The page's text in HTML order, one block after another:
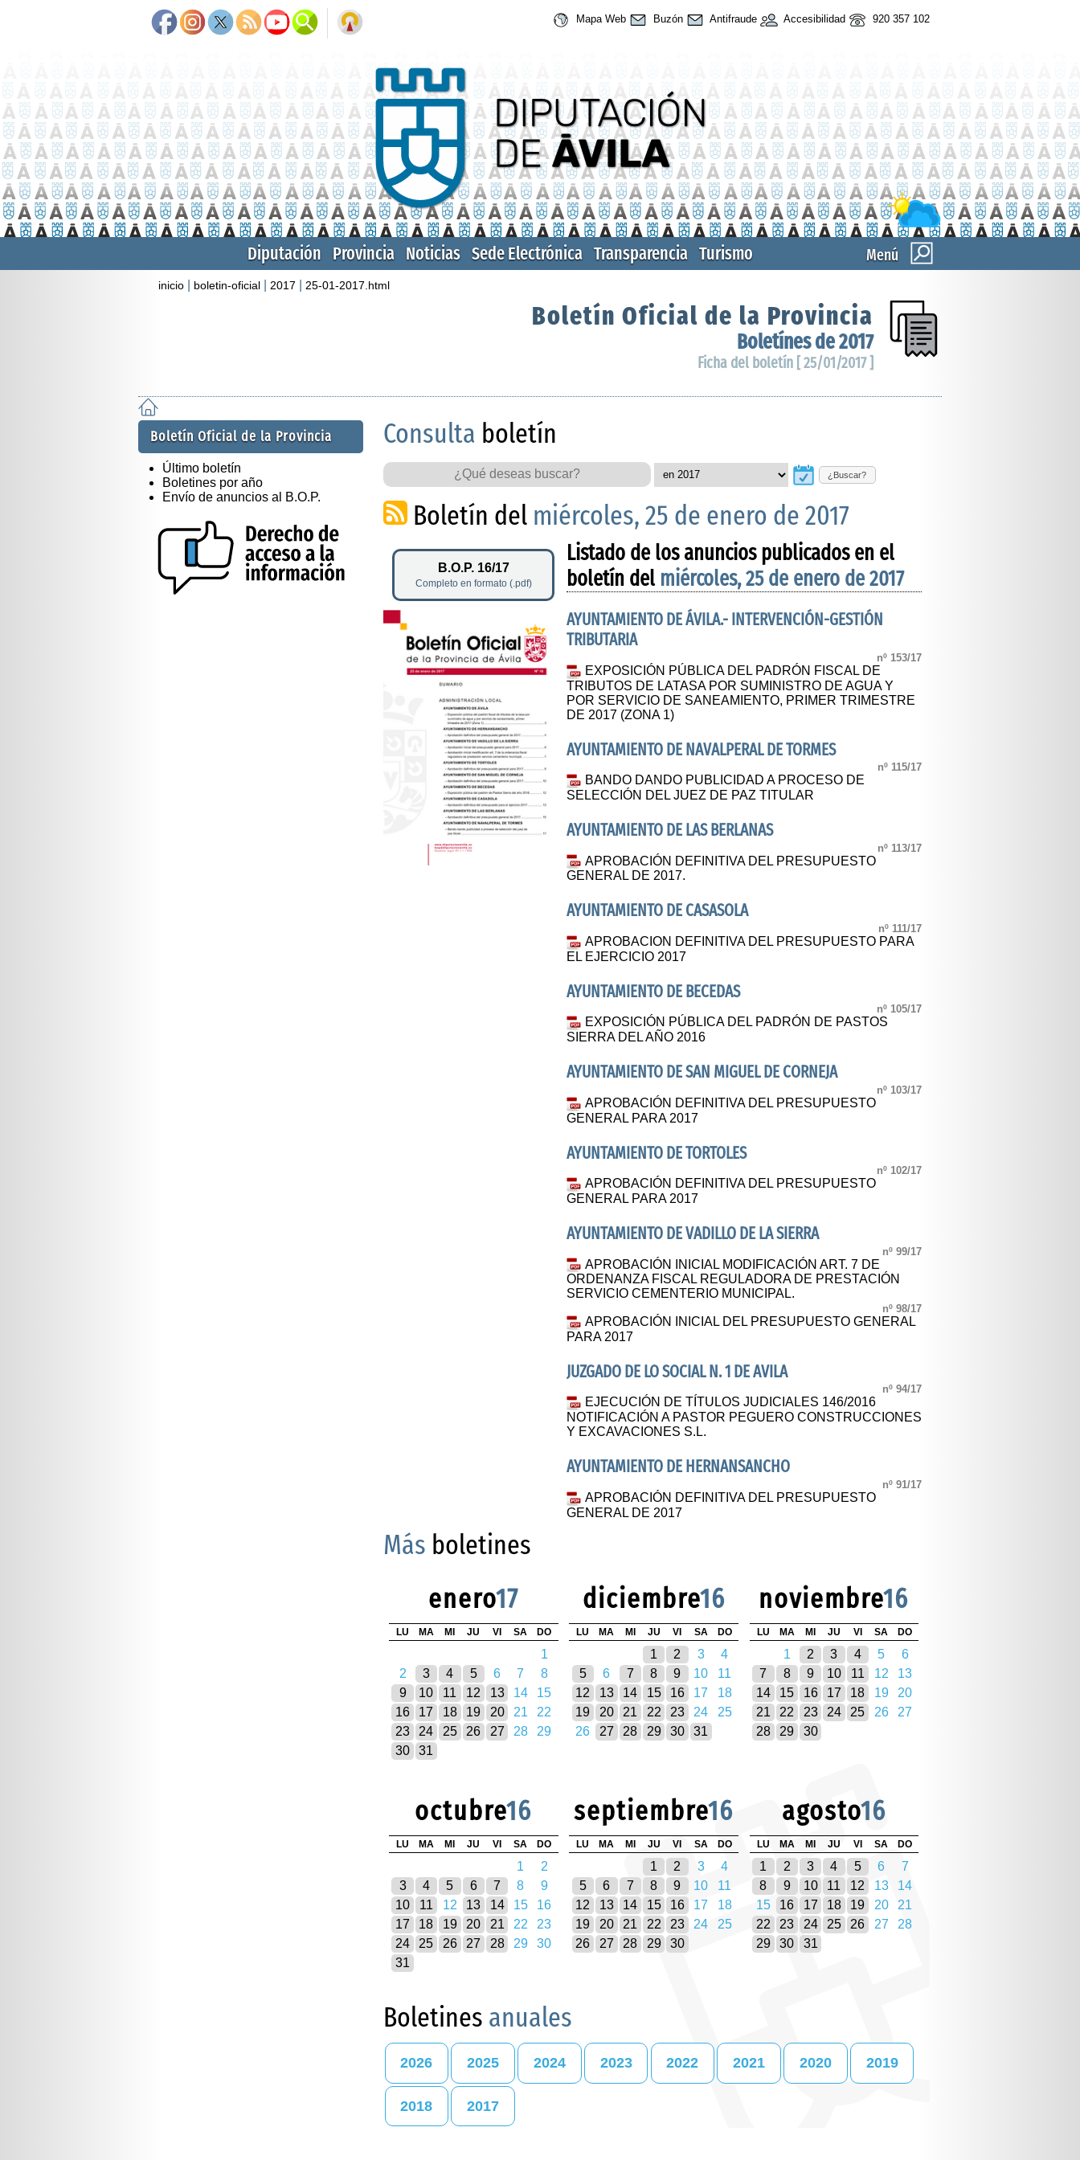
Mapa Web Buzón Antifraude Accesibilidad 920 357 102
Menú
Diputación Provincia Noticias Sede Electrónica Transparencia Turismo
inicio boletin-oficial 2017 25-01-2017.html
Boletín Oficial de la Provincia
Boletínes de 2017
Ficha del boletín [ 25/01/2017 ]
Boletín Oficial de la Provincia
Último boletín
Boletines por año
Envío de anuncios al B.O.P.
Consulta boletín
¿Buscar?
Boletín del miércoles, 25 de enero de 2017
B.O.P. 16/17
Completo en formato (.pdf)
Listado de los anuncios publicados en el
boletín del miércoles, 25 de enero de 2017
AYUNTAMIENTO DE ÁVILA.- INTERVENCIÓN-GESTIÓN
TRIBUTARIA
nº 153/17
EXPOSICIÓN PÚBLICA DEL PADRÓN FISCAL DE
TRIBUTOS DE LATASA POR SUMINISTRO DE AGUA Y
POR SERVICIO DE SANEAMIENTO, PRIMER TRIMESTRE
DE 2017 (ZONA 1)
AYUNTAMIENTO DE NAVALPERAL DE TORMES
nº 115/17
BANDO DANDO PUBLICIDAD A PROCESO DE
SELECCIÓN DEL JUEZ DE PAZ TITULAR
AYUNTAMIENTO DE LAS BERLANAS
nº 113/17
APROBACIÓN DEFINITIVA DEL PRESUPUESTO
GENERAL DE 2017.
AYUNTAMIENTO DE CASASOLA
nº 111/17
APROBACION DEFINITIVA DEL PRESUPUESTO PARA
EL EJERCICIO 2017
AYUNTAMIENTO DE BECEDAS
nº 105/17
EXPOSICIÓN PÚBLICA DEL PADRÓN DE PASTOS
SIERRA DEL AÑO 2016
AYUNTAMIENTO DE SAN MIGUEL DE CORNEJA
nº 103/17
APROBACIÓN DEFINITIVA DEL PRESUPUESTO
GENERAL PARA 2017
AYUNTAMIENTO DE TORTOLES
nº 102/17
APROBACIÓN DEFINITIVA DEL PRESUPUESTO
GENERAL PARA 2017
AYUNTAMIENTO DE VADILLO DE LA SIERRA
nº 99/17
APROBACIÓN INICIAL MODIFICACIÓN ART. 7 DE
ORDENANZA FISCAL REGULADORA DE PRESTACIÓN
SERVICIO CEMENTERIO MUNICIPAL.
nº 98/17
APROBACIÓN INICIAL DEL PRESUPUESTO GENERAL
PARA 2017
JUZGADO DE LO SOCIAL N. 1 DE AVILA
nº 94/17
EJECUCIÓN DE TÍTULOS JUDICIALES 146/2016
NOTIFICACIÓN A PASTOR PEGUERO CONSTRUCCIONES
Y EXCAVACIONES S.L.
AYUNTAMIENTO DE HERNANSANCHO
nº 91/17
APROBACIÓN DEFINITIVA DEL PRESUPUESTO
GENERAL DE 2017
Más boletines
enero17
LU MA MI JU VI SA DO
1
2
3 4 5 6 7
8
9
10 11 12 13 14
15
16
17 18 19 20 21
22
23
24 25 26 27 28
29
30
31
diciembre16
LU MA MI JU VI SA DO
1 2 3
4
5
6 7 8 9 10
11
12
13 14 15 16 17
18
19
20 21 22 23 24
25
26
27 28 29 30 31
noviembre16
LU MA MI JU VI SA DO
1 2 3 4 5
6
7
8 9 10 11 12
13
14
15 16 17 18 19
20
21
22 23 24 25 26
27
28
29 30
octubre16
LU MA MI JU VI SA DO
1
2
3
4 5 6 7 8
9
10
11 12 13 14 15
16
17
18 19 20 21 22
23
24
25 26 27 28 29
30
31
septiembre16
LU MA MI JU VI SA DO
1 2 3
4
5
6 7 8 9 10
11
12
13 14 15 16 17
18
19
20 21 22 23 24
25
26
27 28 29 30
agosto16
LU MA MI JU VI SA DO
1 2 3 4 5 6
7
8
9 10 11 12 13
14
15
16 17 18 19 20
21
22
23 24 25 26 27
28
29
30 31
Boletines anuales
2026 2025 2024 2023 2022 2021 2020 2019
2018 2017